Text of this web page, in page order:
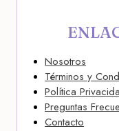
Nosotros
Términos y
Política
Preguntas
Contacto